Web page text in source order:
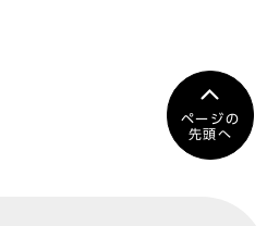
ページの
先頭へ